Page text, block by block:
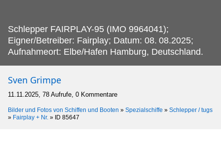
Schlepper FAIRPLAY-95 (IMO 9964041);
Eigner/Betreiber: Fairplay; Datum: 08. 08.2025;
Aufnahmeort: Elbe/Hafen Hamburg, Deutschland.
Sven Grimpe
11.11.2025, 78 Aufrufe, 0 Kommentare
Bilder und Fotos von Schiffen und Booten » Spezialschiffe » Schlepper / tugs
» Fairplay + Nr. » ID 85647